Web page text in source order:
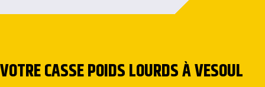
VOTRE CASSE POIDS LOURDS À VESOUL